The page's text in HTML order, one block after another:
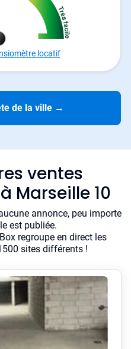
locatif
de la ville →
ventes
Marseille 10
annonce, peu importe
est publiée.
regroupe en direct les
sites différents !